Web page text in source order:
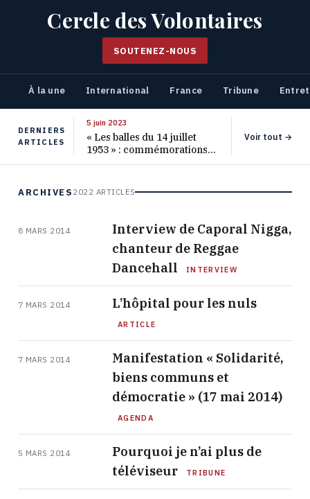
Cercle des Volontaires
SOUTENEZ-NOUS
À la une International France Tribune
DERNIERS
ARTICLES
5 juin 2023
« Les balles du 14 juillet
1953 » : commémorations
pour les 70 ans de ce
Voir tout →
ARCHIVES 2022 ARTICLES
8 MARS 2014
Interview de Caporal Nigga,
chanteur de Reggae
Dancehall
INTERVIEW
7 MARS 2014 L’hôpital pour les nuls
ARTICLE
7 MARS 2014
Manifestation « Solidarité,
biens communs et
démocratie » (17 mai 2014)
AGENDA
5 MARS 2014
Pourquoi je n’ai plus de
téléviseur
TRIBUNE